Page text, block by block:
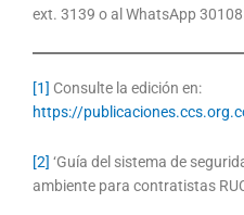
ext. 3139 o al WhatsApp
[1] Consulte la edición en:
https://
[2] ‘Guía del sistema de
ambiente para contratistas